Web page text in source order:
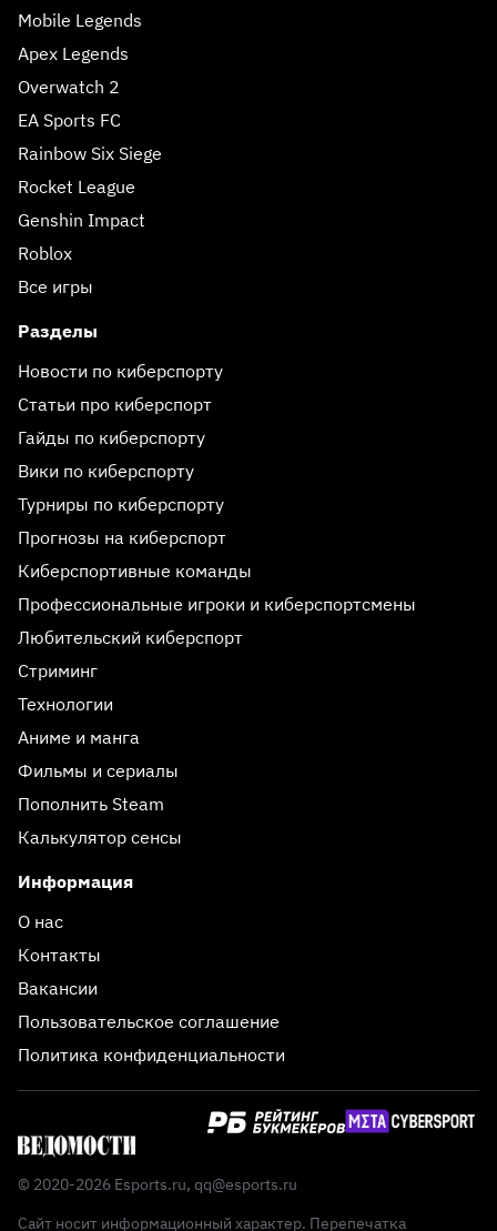
Mobile Legends
Apex Legends
Overwatch 2
EA Sports FC
Rainbow Six Siege
Rocket League
Genshin Impact
Roblox
Все игры
Разделы
Новости по киберспорту
Статьи про киберспорт
Гайды по киберспорту
Вики по киберспорту
Турниры по киберспорту
Прогнозы на киберспорт
Киберспортивные команды
Профессиональные игроки и киберспортсмены
Любительский киберспорт
Стриминг
Технологии
Аниме и манга
Фильмы и сериалы
Пополнить Steam
Калькулятор сенсы
Информация
О нас
Контакты
Вакансии
Пользовательское соглашение
Политика конфиденциальности
© 2020-2026 Esports.ru, qq@esports.ru
Сайт носит информационный характер. Перепечатка